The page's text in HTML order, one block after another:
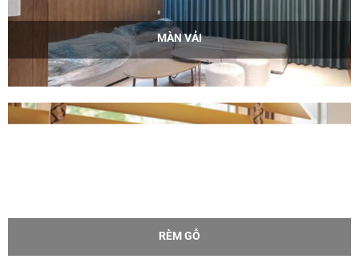
MÀN VẢI
RÈM GỖ